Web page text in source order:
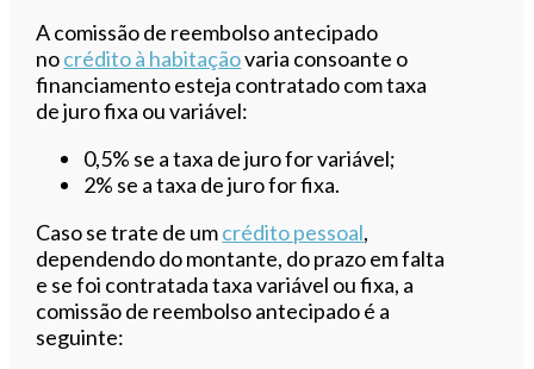
A comissão de reembolso antecipado
nocrédito à habitaçãovaria consoante o
financiamento esteja contratado com taxa
de juro fixa ou variável:
0,5% se a taxa de juro for variável;
2% se a taxa de juro for fixa.
Caso se trate de umcrédito pessoal,
dependendo do montante, do prazo em falta
e se foi contratada taxa variável ou fixa, a
comissão de reembolso antecipado é a
seguinte: